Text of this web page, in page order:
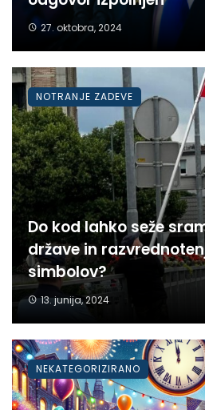
27. oktobra, 2024
Do kod lahko seže
države in
simbolov?
13. junija, 2024
NOTRANJE ZADEVE
NEKATEGORIZIRANO